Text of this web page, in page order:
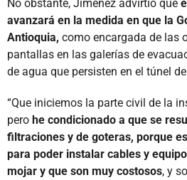
No obstante, Jiménez advirtió que
avanzará en la medida en que la
Antioquia, como encargada de las
pantallas en las galerías de
de agua que persisten en el túnel
“Que iniciemos la parte civil de la
pero he condicionado a que se
filtraciones y de goteras, porque
para poder instalar cables y
mojar y que son muy costosos, y